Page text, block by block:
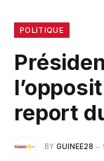
POLITIQUE
report
BY GUINEE28